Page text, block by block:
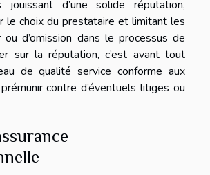
jouissant d’une solide réputation,
le choix du prestataire et limitant les
ou d’omission dans le processus de
sur la réputation, c’est avant tout
de qualité service conforme aux
contre d’éventuels litiges ou